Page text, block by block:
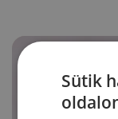
Sütik